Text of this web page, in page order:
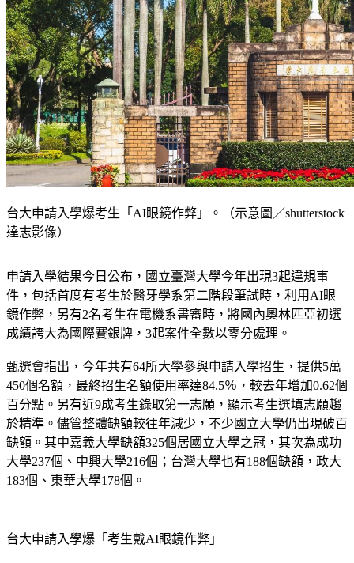
台大申請入學爆考生「AI眼鏡作弊」。（示意圖／shutterstock
達志影像）
申請入學結果今日公布，國立臺灣大學今年出現3起違規事
件，包括首度有考生於醫牙學系第二階段筆試時，利用AI眼
鏡作弊，另有2名考生在電機系書審時，將國內奧林匹亞初選
成績誇大為國際賽銀牌，3起案件全數以零分處理。
甄選會指出，今年共有64所大學參與申請入學招生，提供5萬
450個名額，最終招生名額使用率達84.5％，較去年增加0.62個
百分點。另有近9成考生錄取第一志願，顯示考生選填志願趨
於精準。儘管整體缺額較往年減少，不少國立大學仍出現破百
缺額。其中嘉義大學缺額325個居國立大學之冠，其次為成功
大學237個、中興大學216個；台灣大學也有188個缺額，政大
183個、東華大學178個。
台大申請入學爆「考生戴AI眼鏡作弊」